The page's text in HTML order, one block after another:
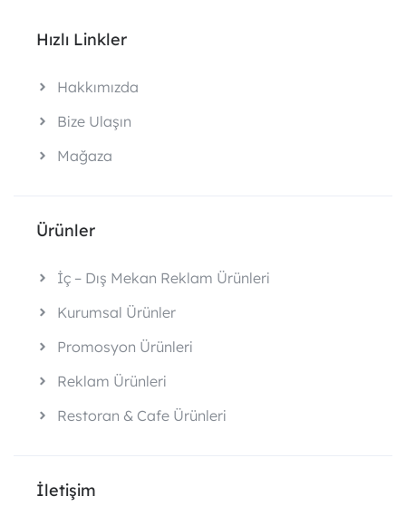
Hızlı Linkler
Hakkımızda
Bize Ulaşın
Mağaza
Ürünler
İç – Dış Mekan Reklam Ürünleri
Kurumsal Ürünler
Promosyon Ürünleri
Reklam Ürünleri
Restoran & Cafe Ürünleri
İletişim